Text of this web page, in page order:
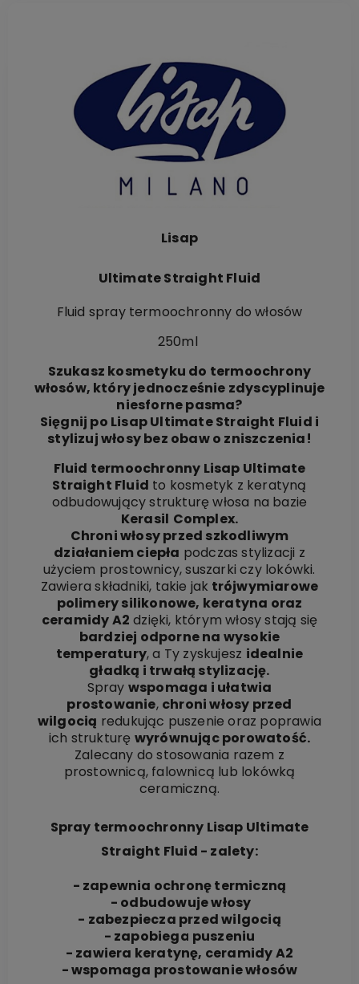
Lisap
Ultimate Straight Fluid
Fluid spray termoochronny do włosów
250ml
Szukasz kosmetyku do termoochrony
włosów, który jednocześnie zdyscyplinuje
niesforne pasma?
Sięgnij po Lisap Ultimate Straight Fluid i
stylizuj włosy bez obaw o zniszczenia!
Fluid termoochronny Lisap Ultimate
Straight Fluid to kosmetyk z keratyną
odbudowujący strukturę włosa na bazie
Kerasil Complex.
Chroni włosy przed szkodliwym
działaniem ciepła podczas stylizacji z
użyciem prostownicy, suszarki czy lokówki.
Zawiera składniki, takie jak trójwymiarowe
polimery silikonowe, keratyna oraz
ceramidy A2 dzięki, którym włosy stają się
bardziej odporne na wysokie
temperatury, a Ty zyskujesz idealnie
gładką i trwałą stylizację.
Spray wspomaga i ułatwia
prostowanie, chroni włosy przed
wilgocią redukując puszenie oraz poprawia
ich strukturę wyrównując porowatość.
Zalecany do stosowania razem z
prostownicą, falownicą lub lokówką
ceramiczną.
Spray termoochronny Lisap Ultimate
Straight Fluid - zalety:
- zapewnia ochronę termiczną
- odbudowuje włosy
- zabezpiecza przed wilgocią
- zapobiega puszeniu
- zawiera keratynę, ceramidy A2
- wspomaga prostowanie włosów